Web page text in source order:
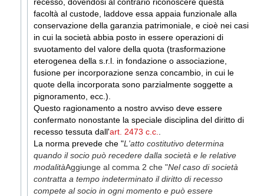
facoltà al custode, laddove essa appaia funzionale alla
conservazione della garanzia patrimoniale, e cioè nei casi
in cui la società abbia posto in essere operazioni di
svuotamento del valore della quota (trasformazione
eterogenea della s.r.l. in fondazione o associazione,
fusione per incorporazione senza concambio, in cui le
quote della incorporata sono parzialmente soggette a
pignoramento, ecc.).
Questo ragionamento a nostro avviso deve essere
confermato nonostante la speciale disciplina del diritto di
recesso tessuta dall'art. 2473 c.c.
La norma prevede che "L'atto costitutivo determina
quando il socio può recedere dalla società e le relative
modalitàAggiunge al comma 2 che "Nel caso di società
contratta a tempo indeterminato il diritto di recesso
compete al socio in ogni momento e può essere